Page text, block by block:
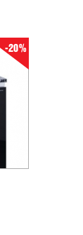
-20%